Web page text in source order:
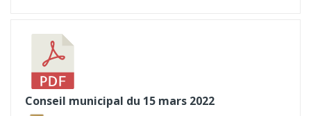
Conseil municipal du 15 mars 2022